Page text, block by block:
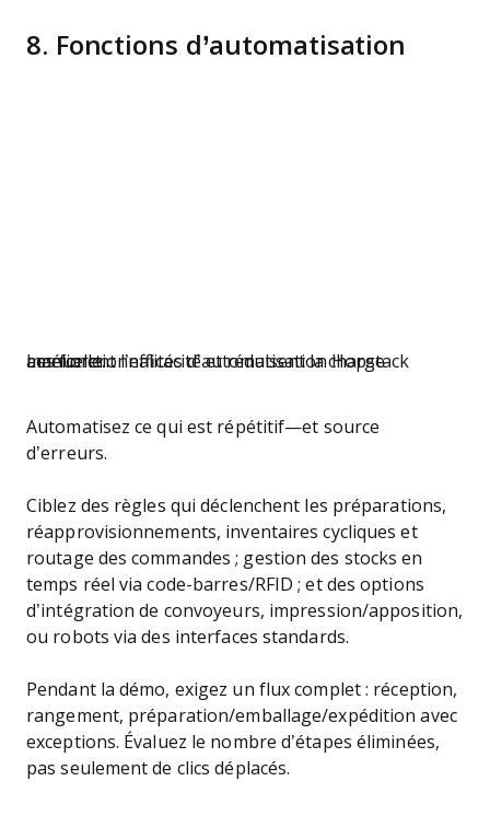
8. Fonctions d’automatisation
Les fonctionnalités d’automatisation Hopstack améliorent l’efficacité et réduisent la charge manuelle.
Automatisez ce qui est répétitif—et source
d’erreurs.
Ciblez des règles qui déclenchent les préparations,
réapprovisionnements, inventaires cycliques et
routage des commandes ; gestion des stocks en
temps réel via code-barres/RFID ; et des options
d’intégration de convoyeurs, impression/apposition,
ou robots via des interfaces standards.
Pendant la démo, exigez un flux complet : réception,
rangement, préparation/emballage/expédition avec
exceptions. Évaluez le nombre d’étapes éliminées,
pas seulement de clics déplacés.